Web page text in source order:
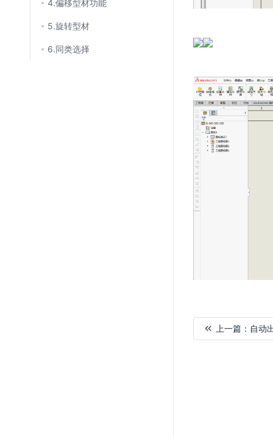
4.偏移型材功能
5.旋转型材
6.同类选择
上一篇： 自动